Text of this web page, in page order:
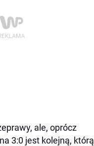
ale, oprócz
3:0 jest kolejną, którą